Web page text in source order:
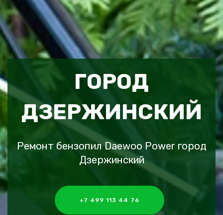
ГОРОД
ДЗЕРЖИНСКИЙ
Ремонт бензопил Daewoo Power город
Дзержинский
+7 499 113 44 76